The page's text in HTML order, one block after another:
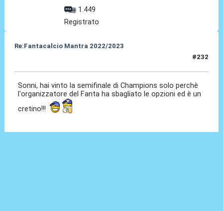
1.449
Registrato
Re:Fantacalcio Mantra 2022/2023
#232
Sonni, hai vinto la semifinale di Champions solo perchè
l'organizzatore del Fanta ha sbagliato le opzioni ed è un
cretino!!!